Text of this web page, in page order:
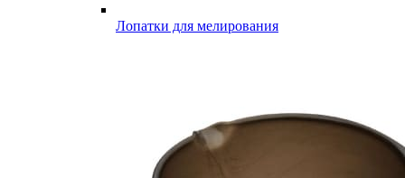
Лопатки для мелирования